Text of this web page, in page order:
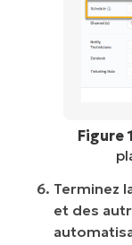
Figure 1
Terminez
et des